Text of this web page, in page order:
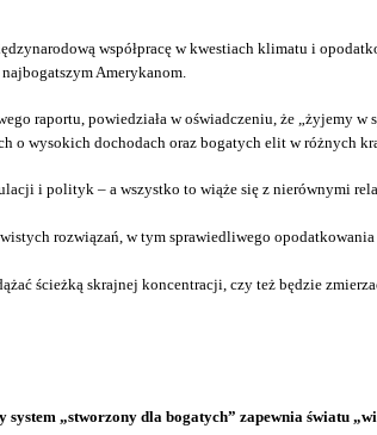
współpracę w kwestiach klimatu i
Amerykanom.
raportu, powiedziała w oświadczeniu, że „żyjemy w
wysokich dochodach oraz bogatych elit w różnych
i polityk – a wszystko to wiąże się z nierównymi
rozwiązań, w tym sprawiedliwego
ścieżką skrajnej koncentracji, czy też będzie
system „stworzony dla bogatych” zapewnia światu